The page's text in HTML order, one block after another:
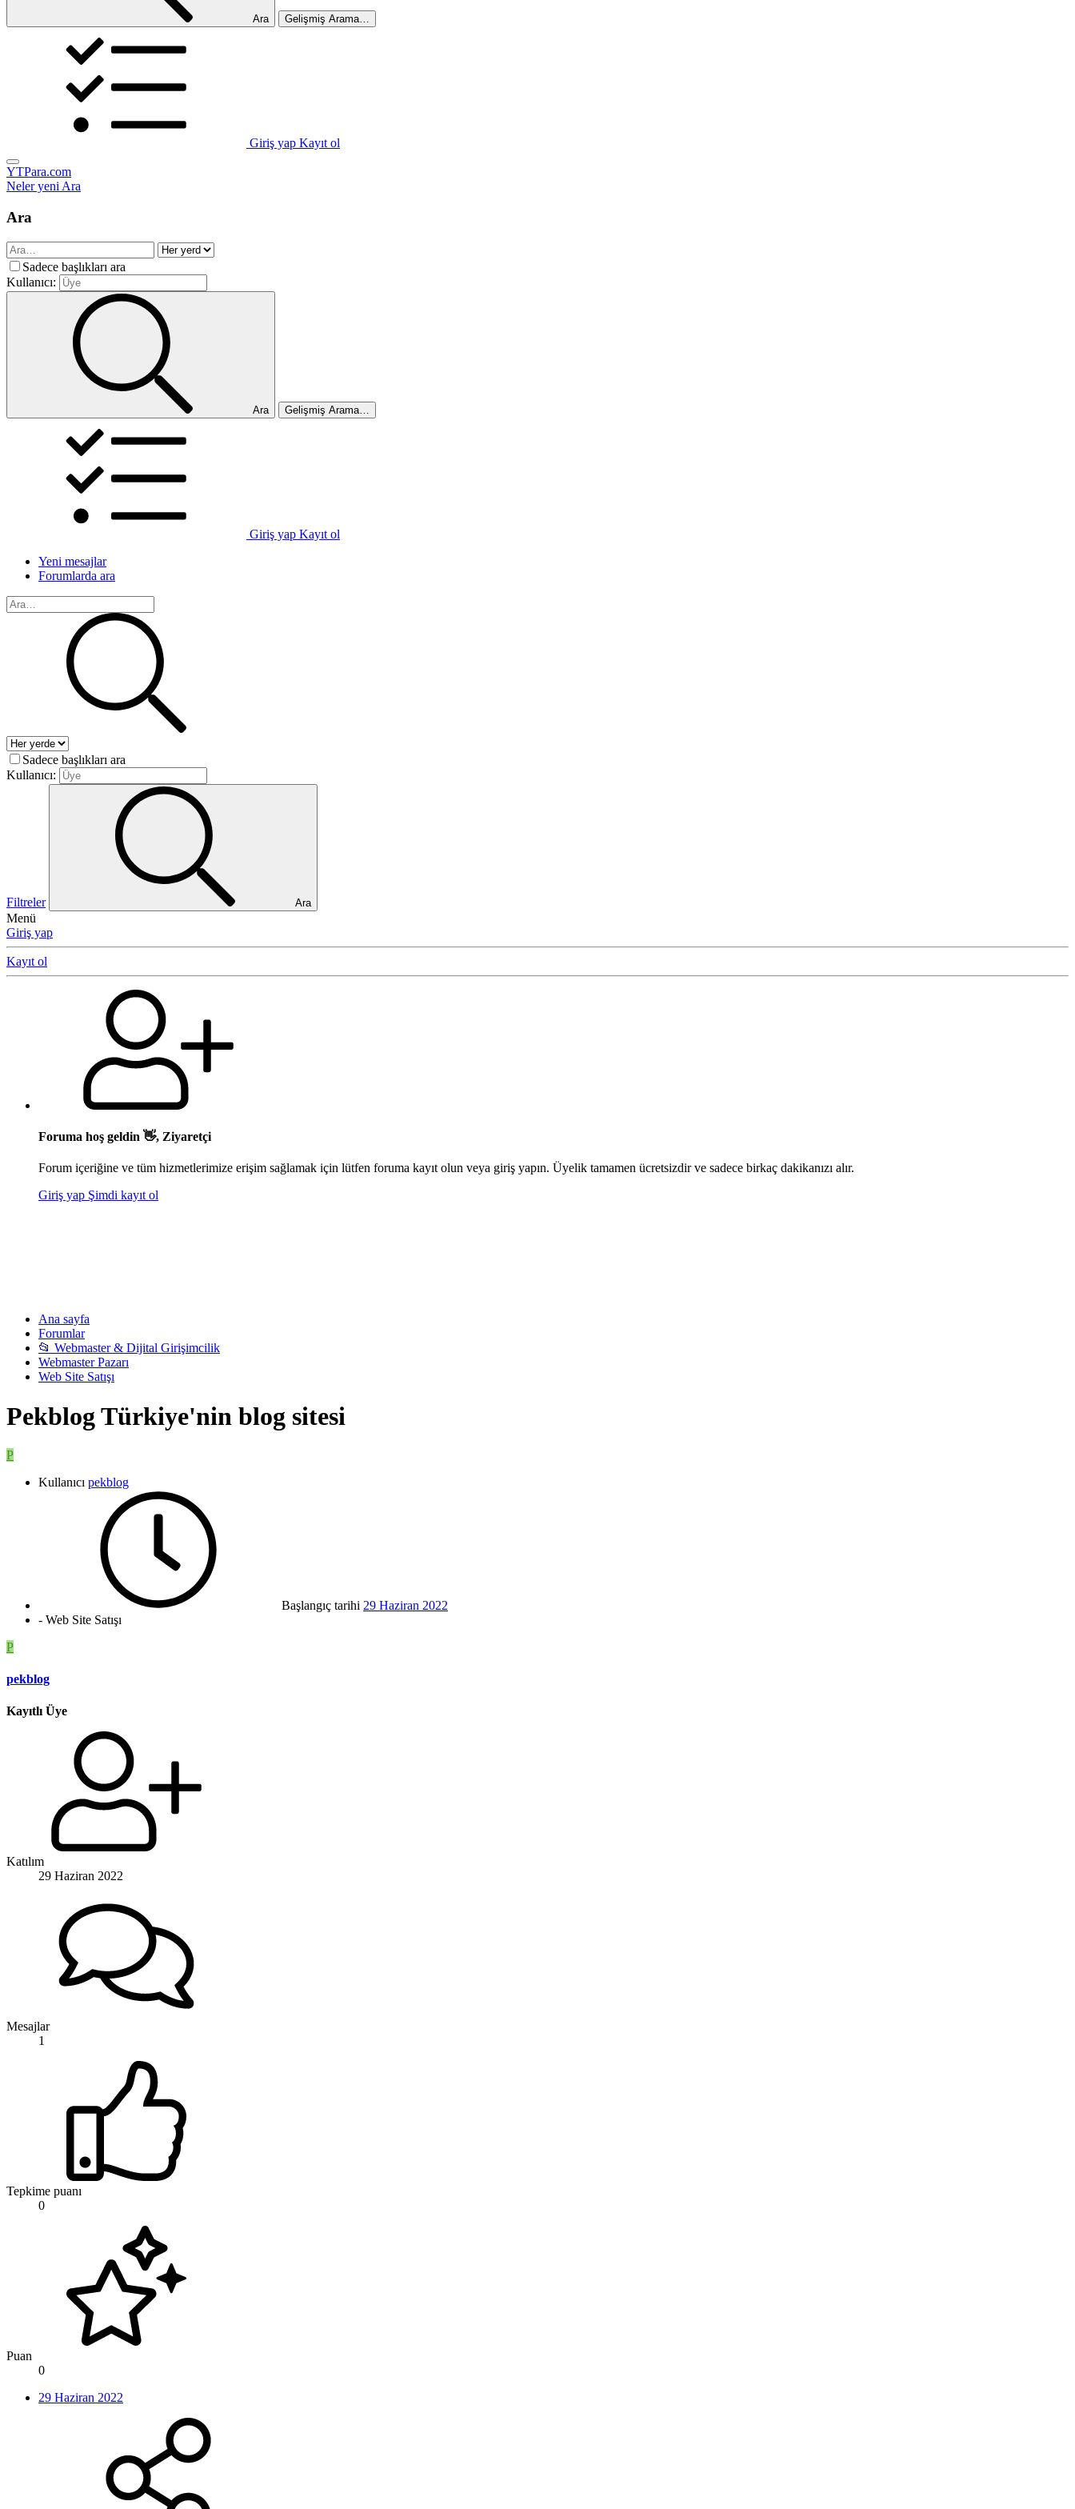
Ara Gelişmiş Arama…
Giriş yap Kayıt ol
YTPara.com
Neler yeniAra
Ara
Sadece başlıkları ara
Kullanıcı:
Ara Gelişmiş Arama…
Giriş yap Kayıt ol
Yeni mesajlar
Forumlarda ara
Sadece başlıkları ara
Kullanıcı:
Filtreler Ara
Menü
Giriş yap
Kayıt ol
Foruma hoş geldin 👋, Ziyaretçi
Forum içeriğine ve tüm hizmetlerimize erişim sağlamak için lütfen foruma kayıt olun veya giriş yapın. Üyelik tamamen ücretsizdir ve sadece birkaç dakikanızı alır.
Giriş yap Şimdi kayıt ol
Ana sayfa
Forumlar
📂 Webmaster & Dijital Girişimcilik
Webmaster Pazarı
Web Site Satışı
Pekblog Türkiye'nin blog sitesi
P
Kullanıcı pekblog
Başlangıç tarihi 29 Haziran 2022
- Web Site Satışı
P
pekblog
Kayıtlı Üye
Katılım
29 Haziran 2022
Mesajlar
1
Tepkime puanı
0
Puan
0
29 Haziran 2022